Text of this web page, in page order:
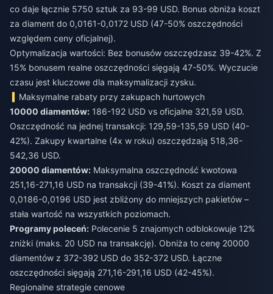
co daje łącznie 5750 sztuk za 93-99 USD. Bonus obniża koszt
za diament do 0,0161-0,0172 USD (47-50% oszczędności
względem ceny oficjalnej).
Optymalizacja wartości: Bez bonusów oszczędzasz 39-42%. Z
15% bonusem realne oszczędności sięgają 47-50%. Wyczucie
czasu jest kluczowe dla maksymalizacji zysku.
Maksymalne rabaty przy zakupach hurtowych
10000 diamentów: 186-192 USD vs oficjalne 321,59 USD.
Oszczędność na jednej transakcji: 129,59-135,59 USD (40-
42%). Zakupy kwartalne (4x w roku) oszczędzają 518,36-
542,36 USD.
20000 diamentów: Maksymalna oszczędność kwotowa
251,16-271,16 USD na transakcji (39-41%). Koszt za diament
0,0186-0,0196 USD jest zbliżony do mniejszych pakietów –
stała wartość na wszystkich poziomach.
Programy poleceń: Polecenie 5 znajomych odblokowuje 12%
zniżki (maks. 20 USD na transakcję). Obniża to cenę 20000
diamentów z 372-392 USD do 352-372 USD. Łączne
oszczędności sięgają 271,16-291,16 USD (42-45%).
Regionalne strategie cenowe